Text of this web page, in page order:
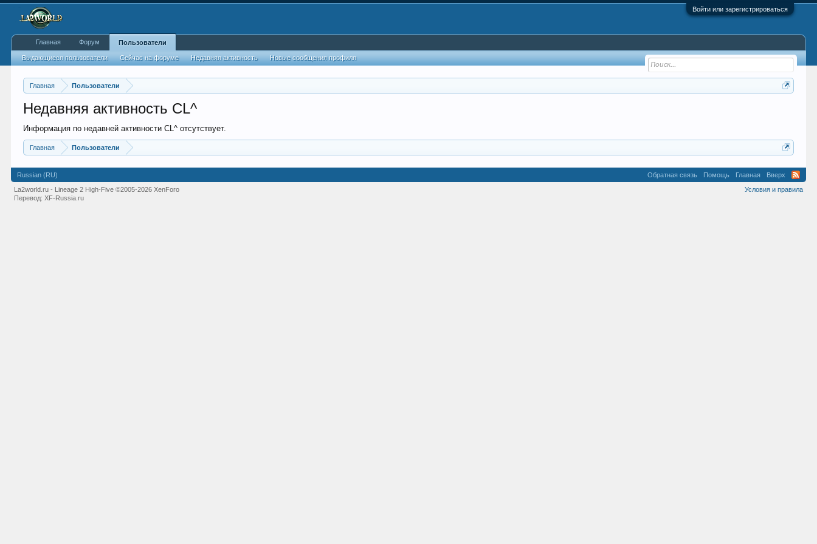
Войти или зарегистрироваться
Главная Пользователи
Недавняя активность CL^
Информация по недавней активности CL^ отсутствует.
Главная Пользователи
Главная Форум Пользователи
Выдающиеся пользователи Сейчас на форуме Недавняя активность Новые сообщения профиля
Russian (RU) Обратная связь Помощь Главная
Вверх
Условия и правила
La2world.ru - Lineage 2 High-Five©2005-2026 XenForo
Перевод:XF-Russia.ru